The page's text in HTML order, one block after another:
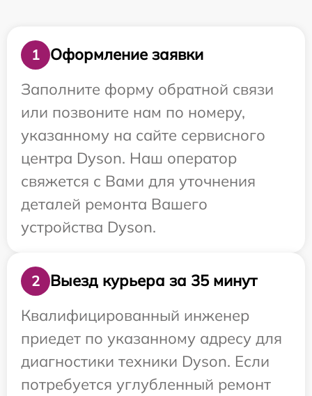
1
Оформление заявки
Заполните форму обратной связи
или позвоните нам по номеру,
указанному на сайте сервисного
центра Dyson. Наш оператор
свяжется с Вами для уточнения
деталей ремонта Вашего
устройства Dyson.
2
Выезд курьера за 35 минут
Квалифицированный инженер
приедет по указанному адресу для
диагностики техники Dyson. Если
потребуется углубленный ремонт